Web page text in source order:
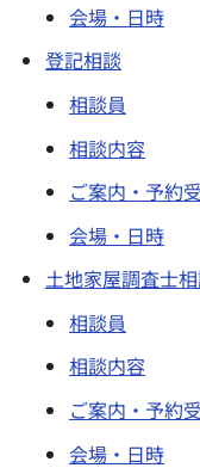
会場・日時
登記相談
相談員
相談内容
ご案内・予約
会場・日時
土地家屋調査士
相談員
相談内容
ご案内・予約
会場・日時